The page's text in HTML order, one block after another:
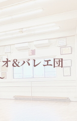
&バレエ団